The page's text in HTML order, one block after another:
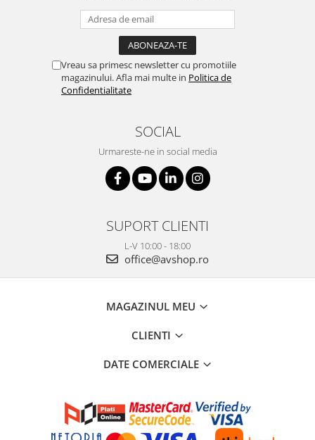
Vreau sa primesc newsletter cu promotiile
magazinului. Afla mai multe in Politica de
Confidentialitate
SOCIAL
Urmareste-ne in social media
SUPORT CLIENTI
L-V 10:00 - 18:00
office@avshop.ro
MAGAZINUL MEU
CLIENTI
DATE COMERCIALE